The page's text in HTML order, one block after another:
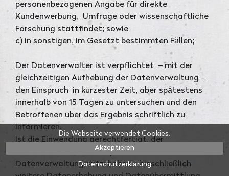
Die Webseite verwendet Cookies.
Akzeptieren
Datenschutzerklärung
personenbezogenen Angabe für direkte
Kundenwerbung, Umfrage oder wissenschaftliche
Forschung stattfindet; sowie
c) in sonstigen, im Gesetzt bestimmten Fällen;
Der Datenverwalter ist verpflichtet – mit der
gleichzeitigen Aufhebung der Datenverwaltung –
den Einspruch in kürzester Zeit, aber spätestens
innerhalb von 15 Tagen zu untersuchen und den
Betroffenen über das Ergebnis schriftlich zu
informieren.
Ist die Einwendung gerechtfertigt, der
Datenverwalter wird verpflichtet die
Datenverwaltung aufzuheben – einschließlich